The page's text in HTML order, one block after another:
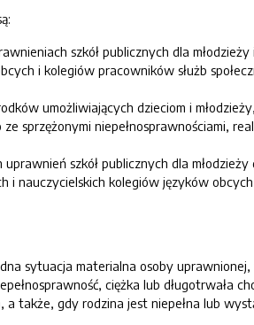
szkół publicznych dla
i kolegiów pracowników służb
umożliwiających dzieciom i
sprzężonymi niepełnosprawnościami,
szkół publicznych dla
i nauczycielskich kolegiów języków
sytuacja materialna osoby
ciężka lub długotrwała
także, gdy rodzina jest niepełna lub